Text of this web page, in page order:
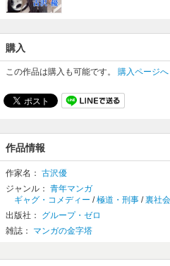
購入
この作品は購入も可能です。 購入ページへ
作品情報
作家名： 古沢優
ジャンル： 青年マンガ
ギャグ・コメディー /極道・刑事 /裏社
出版社： グループ・ゼロ
雑誌： マンガの金字塔